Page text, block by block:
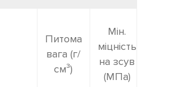
Питома
вага (г/
см³)
Мін.
міцність
на зсув
(МПа)